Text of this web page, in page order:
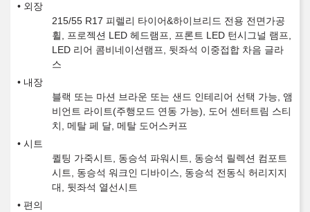
외장
215/55 R17 피렐리 타이어&하이브리드 전용 전면가공
휠, 프로젝션 LED 헤드램프, 프론트 LED 턴시그널 램프,
LED 리어 콤비네이션램프, 뒷좌석 이중접합 차음 글라
스
내장
블랙 또는 마션 브라운 또는 샌드 인테리어 선택 가능, 앰
비언트 라이트(주행모드 연동 가능), 도어 센터트림 스티
치, 메탈 페 달, 메탈 도어스커프
시트
퀼팅 가죽시트, 동승석 파워시트, 동승석 릴렉션 컴포트
시트, 동승석 워크인 디바이스, 동승석 전동식 허리지지
대, 뒷좌석 열선시트
편의